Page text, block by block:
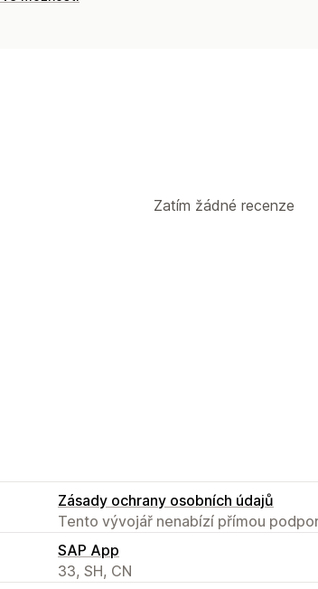
Zatím žádné recenze
Zásady ochrany osobních údajů
Tento vývojář nenabízí přímou
SAP App
33, SH, CN